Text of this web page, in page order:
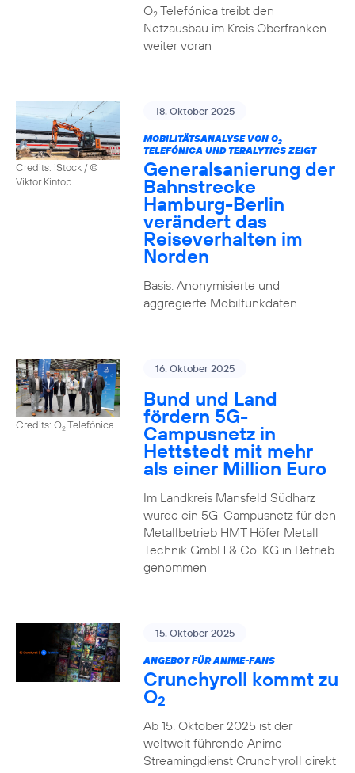
O2Telefónica treibt den
Netzausbau im Kreis Oberfranken
weiter voran
Credits: iStock / ©
Viktor Kintop
18. Oktober 2025
MOBILITÄTSANALYSE VON O2
TELEFÓNICA UND TERALYTICS ZEIGT
Generalsanierung der
Bahnstrecke
Hamburg-Berlin
verändert das
Reiseverhalten im
Norden
Basis: Anonymisierte und
aggregierte Mobilfunkdaten
Credits: O2Telefónica
16. Oktober 2025
Bund und Land
fördern 5G-
Campusnetz in
Hettstedt mit mehr
als einer Million Euro
Im Landkreis Mansfeld Südharz
wurde ein 5G-Campusnetz für den
Metallbetrieb HMT Höfer Metall
Technik GmbH & Co. KG in Betrieb
genommen
15. Oktober 2025
ANGEBOT FÜR ANIME-FANS
Crunchyroll kommt zu
O2
Ab 15. Oktober 2025 ist der
weltweit führende Anime-
Streamingdienst Crunchyroll direkt